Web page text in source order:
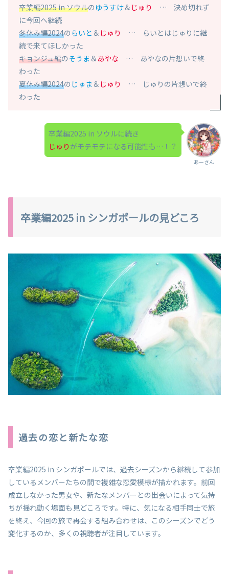
卒業編2025 in ソウルの ゆうすけ＆ じゅり
… 決め切れず
に今回へ継続
冬休み編2024の らいと ＆ じゅり
… らいとはじゅりに継
続で来てほしかった
キョンジュ編のそうま ＆ あやな … あやなの片想いで終
わった
夏休み編2024の じゅま ＆ じゅり
… じゅりの片想いで終
わった
あーさん
卒業編2025 in ソウルに続き
じゅり がモテモテになる可能性も…！？
卒業編2025 in シンガポールの見どころ
過去の恋と新たな恋
卒業編2025 in シンガポールでは、過去シーズンから継続して参加
しているメンバーたちの間で複雑な恋愛模様が描かれます。前回
成立しなかった男女や、新たなメンバーとの出会いによって気持
ちが揺れ動く場面も見どころです。特に、気になる相手同士で旅
を終え、今回の旅で再会する組み合わせは、このシーズンでどう
変化するのか、多くの視聴者が注目しています。